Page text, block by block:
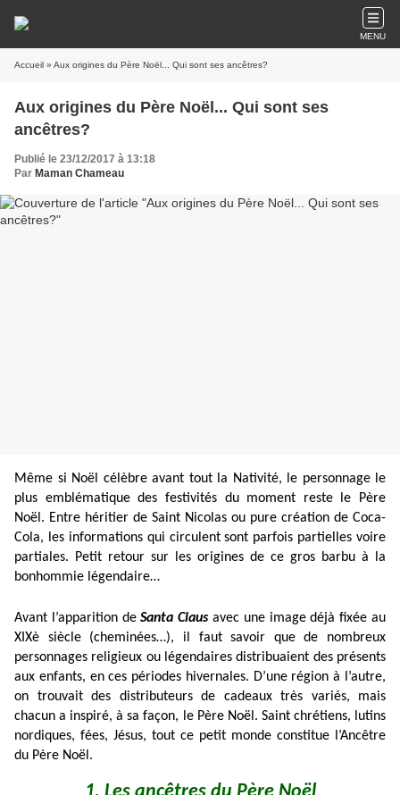
MENU
Accueil » Aux origines du Père Noël... Qui sont ses ancêtres?
Aux origines du Père Noël... Qui sont ses
ancêtres?
Publié le 23/12/2017 à 13:18
Par Maman Chameau
Même si Noël célèbre avant tout la Nativité, le personnage le
plus emblématique des festivités du moment reste le Père
Noël. Entre héritier de Saint Nicolas ou pure création de Coca-
Cola, les informations qui circulent sont parfois partielles voire
partiales. Petit retour sur les origines de ce gros barbu à la
bonhommie légendaire…
Avant l’apparition deSanta Clausavec une image déjà fixée au
XIXè siècle (cheminées…), il faut savoir que de nombreux
personnages religieux ou légendaires distribuaient des présents
aux enfants, en ces périodes hivernales. D’une région à l’autre,
on trouvait des distributeurs de cadeaux très variés, mais
chacun a inspiré, à sa façon, le Père Noël. Saint chrétiens, lutins
nordiques, fées, Jésus, tout ce petit monde constitue l’Ancêtre
du Père Noël.